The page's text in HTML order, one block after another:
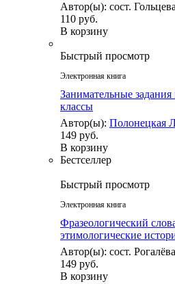
Автор(ы): сост.
110 руб.
В корзину
Быстрый просмотр
Электронная книга
Занимательные
классы
Автор(ы): Полонецкая
149 руб.
В корзину
Бестселлер
Быстрый просмотр
Электронная книга
Фразеологический
этимологические
Автор(ы): сост.
149 руб.
В корзину